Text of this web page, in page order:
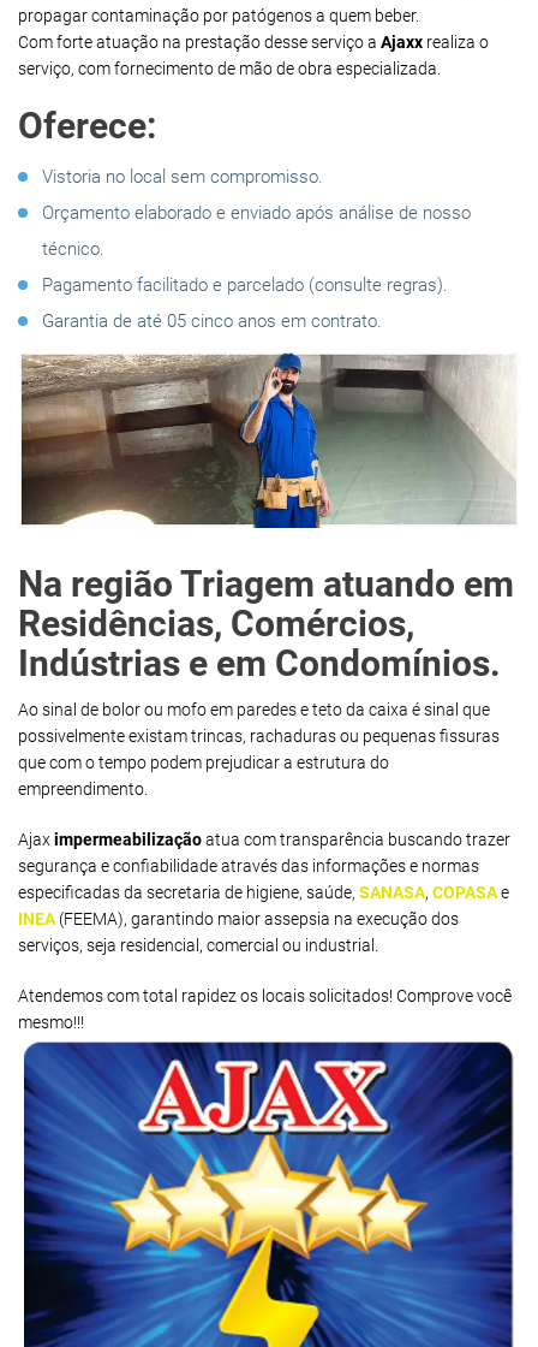
propagar contaminação por patógenos a quem beber.
Com forte atuação na prestação desse serviço a Ajaxx realiza o
serviço, com fornecimento de mão de obra especializada.
Oferece:
Vistoria no local sem compromisso.
Orçamento elaborado e enviado após análise de nosso
técnico.
Pagamento facilitado e parcelado (consulte regras).
Garantia de até 05 cinco anos em contrato.
Na região Triagem atuando em
Residências, Comércios,
Indústrias e em Condomínios.
Ao sinal de bolor ou mofo em paredes e teto da caixa é sinal que
possivelmente existam trincas, rachaduras ou pequenas fissuras
que com o tempo podem prejudicar a estrutura do
empreendimento.
Ajaximpermeabilizaçãoatua com transparência buscando trazer
segurança e confiabilidade através das informações e normas
especificadas da secretaria de higiene, saúde, SANASA, COPASAe
INEA (FEEMA), garantindo maior assepsia na execução dos
serviços, seja residencial, comercial ou industrial.
Atendemos com total rapidez os locais solicitados! Comprove você
mesmo!!!